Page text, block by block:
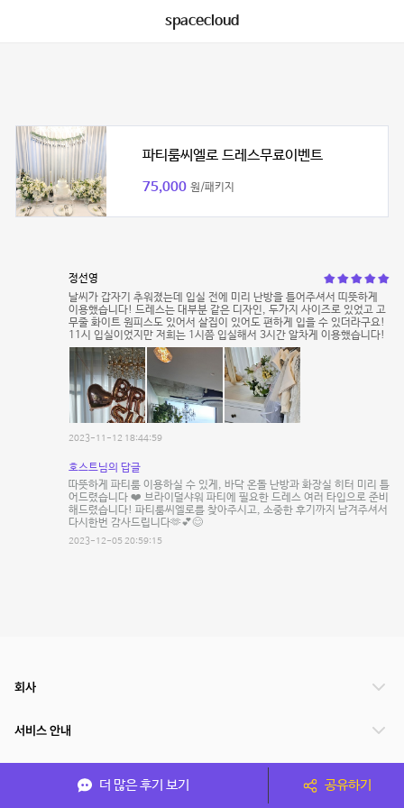
spacecloud
파티룸씨엘로 드레스무료이벤트
75,000 원/패키지
정선영
날씨가 갑자기 추워졌는데 입실 전에 미리 난방을 틀어주셔서 띠뜻하게
이용했습니다! 드레스는 대부분 같은 디자인, 두가지 사이즈로 있었고 고
무줄 화이트 원피스도 있어서 살집이 있어도 편하게 입을 수 있더라구요!
11시 입실이었지만 저희는 1시쯤 입실해서 3시간 알차게 이용했습니다!
2023-11-12 18:44:59
호스트님의 답글
따뜻하게 파티룸 이용하실 수 있게, 바닥 온돌 난방과 화장실 히터 미리 틀
어드렸습니다 ❤️ 브라이덜샤워 파티에 필요한 드레스 여러 타입으로 준비
해드렸습니다! 파티룸씨엘로를 찾아주시고, 소중한 후기까지 남겨주셔서
다시한번 감사드립니다🫶💕😊
2023-12-05 20:59:15
더 많은 후기 보기 공유하기
회사
서비스 안내